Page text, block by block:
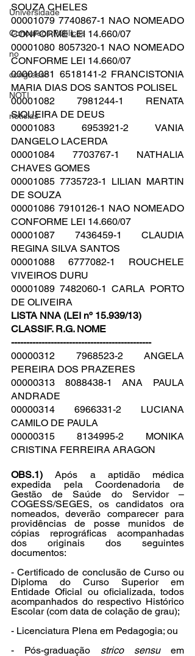
Universidade
Concursos Públicos
no
congresso
NOTI
noticias
SOUZA CHELES
00001079 7740867-1 NAO NOMEADO
CONFORME LEI 14.660/07
00001080 8057320-1 NAO NOMEADO
CONFORME LEI 14.660/07
00001081 6518141-2 FRANCISTONIA
MARIA DIAS DOS SANTOS POLISEL
00001082 7981244-1 RENATA
SIQUEIRA DE DEUS
00001083 6953921-2 VANIA
DANGELO LACERDA
00001084 7703767-1 NATHALIA
CHAVES GOMES
00001085 7735723-1 LILIAN MARTIN
DE SOUZA
00001086 7910126-1 NAO NOMEADO
CONFORME LEI 14.660/07
00001087 7436459-1 CLAUDIA
REGINA SILVA SANTOS
00001088 6777082-1 ROUCHELE
VIVEIROS DURU
00001089 7482060-1 CARLA PORTO
DE OLIVEIRA
LISTA NNA (LEI nº 15.939/13)
CLASSIF. R.G. NOME
----------------------------------------------
00000312 7968523-2 ANGELA
PEREIRA DOS PRAZERES
00000313 8088438-1 ANA PAULA
ANDRADE
00000314 6966331-2 LUCIANA
CAMILO DE PAULA
00000315 8134995-2 MONIKA
CRISTINA FERREIRA ARAGON
OBS.1) Após a aptidão médica
expedida pela Coordenadoria de
Gestão de Saúde do Servidor –
COGESS/SEGES, os candidatos ora
nomeados, deverão comparecer para
providências de posse munidos de
cópias reprográficas acompanhadas
dos originais dos seguintes
documentos:
- Certificado de conclusão de Curso ou
Diploma do Curso Superior em
Entidade Oficial ou oficializada, todos
acompanhados do respectivo Histórico
Escolar (com data de colação de grau);
- Licenciatura Plena em Pedagogia; ou
- Pós-graduação strico sensu em